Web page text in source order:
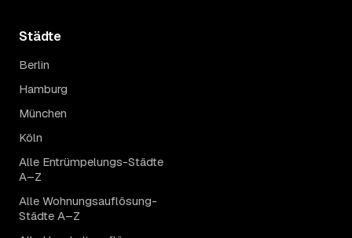
Städte
Berlin
Hamburg
München
Köln
Alle Entrümpelungs-Städte
A–Z
Alle Wohnungsauflösung-
Städte A–Z